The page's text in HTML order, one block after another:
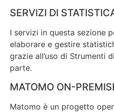
SERVIZI DI
I servizi in questa sezione
elaborare e gestire
grazie all’uso di Strumenti
parte.
MATOMO ON-
Matomo è un progetto